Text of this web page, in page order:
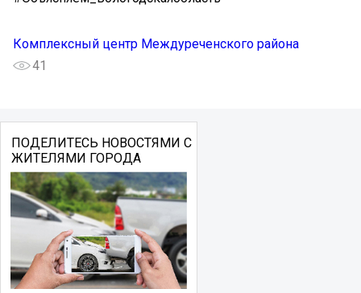
Комплексный центр Междуреченского района
41
ПОДЕЛИТЕСЬ НОВОСТЯМИ С
ЖИТЕЛЯМИ ГОРОДА